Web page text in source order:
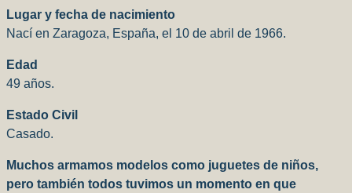
Lugar y fecha de nacimiento
Nací en Zaragoza, España, el 10 de abril de 1966.
Edad
49 años.
Estado Civil
Casado.
Muchos armamos modelos como juguetes de niños,
pero también todos tuvimos un momento en que